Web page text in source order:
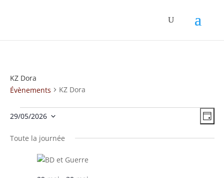
KZ Dora
Évènements
KZ Dora
Évènements
29
2026
par
de
Jour
29/05/2026
une
Toute la journée